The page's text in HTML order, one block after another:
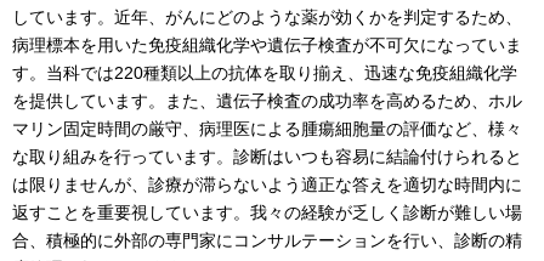
しています。近年、がんにどのような薬が効くかを判定するため、
病理標本を用いた免疫組織化学や遺伝子検査が不可欠になっていま
す。当科では220種類以上の抗体を取り揃え、迅速な免疫組織化学
を提供しています。また、遺伝子検査の成功率を高めるため、ホル
マリン固定時間の厳守、病理医による腫瘍細胞量の評価など、様々
な取り組みを行っています。診断はいつも容易に結論付けられると
は限りませんが、診療が滞らないよう適正な答えを適切な時間内に
返すことを重要視しています。我々の経験が乏しく診断が難しい場
合、積極的に外部の専門家にコンサルテーションを行い、診断の精